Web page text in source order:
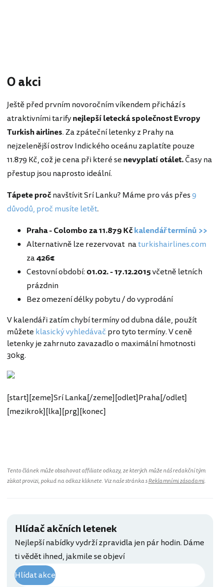
O akci
Ještě před prvním novoročním víkendem přichází s
atraktivními tarifynejlepší letecká společnost Evropy
Turkish airlines. Za zpáteční letenky z Prahy na
nejzelenější ostrov Indického oceánu zaplatíte pouze
11.879 Kč, což je cena při které se nevyplatí otálet.Časy na
přestup jsou naprosto ideální.
Tápete pročnavštívit Srí Lanku? Máme pro vás přes9
důvodů, proč musíte letět.
Praha - Colombo za 11.879 Kčkalendář termínů >>
Alternativně lze rezervovat naturkishairlines.com
za426€
Cestovní období: 01.02. - 17.12.2015včetně letních
prázdnin
Bez omezení délky pobytu / do vyprodání
V kalendáři zatím chybí termíny od dubna dále, použít
můžete klasický vyhledávač pro tyto termíny. V ceně
letenky je zahrnuto zavazadlo o maximální hmotnosti
30kg.
[start][zeme]Srí Lanka[/zeme][odlet]Praha[/odlet]
[mezikrok][lka][prg][konec]
Tento článek může obsahovat affiliate odkazy, ze kterých může náš redakční tým
získat provizi, pokud na odkaz kliknete. Viz naše stránka sReklamními zásadami.
Hlídač akčních letenek
Nejlepší nabídky vydrží zpravidla jen pár hodin. Dáme
ti vědět ihned, jakmile se objeví
Hlídat akce